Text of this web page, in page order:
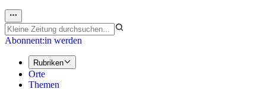
Abonnent:in werden
Rubriken
Orte
Themen